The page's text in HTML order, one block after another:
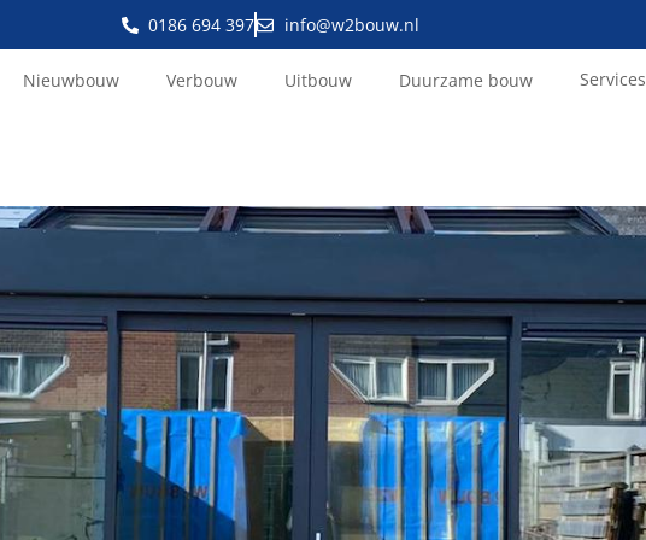
0186 694 397 info@w2bouw.nl
Nieuwbouw Verbouw Uitbouw Duurzame bouw Services